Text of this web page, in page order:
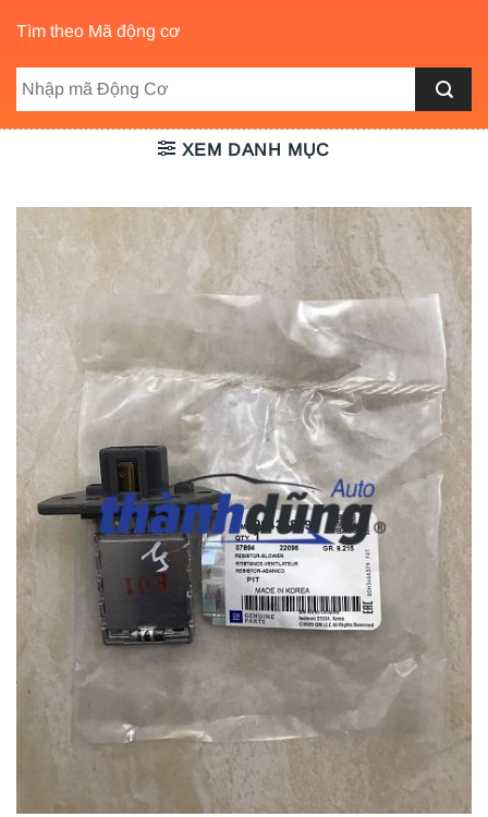
Tìm theo Mã động cơ
XEM DANH MỤC